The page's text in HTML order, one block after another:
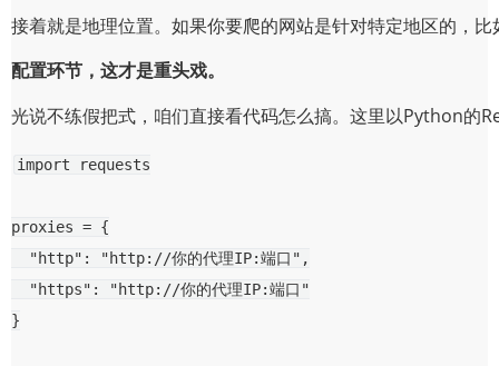
接着就是地理位置。如果你要爬的网站是针对特定地区的，
配置环节，这才是重头戏。
光说不练假把式，咱们直接看代码怎么搞。这里以Python的
import requests
proxies = {
"http" : "http://你的代理IP:端口" ,
"https" :
"http://你的代理IP:端口"
}